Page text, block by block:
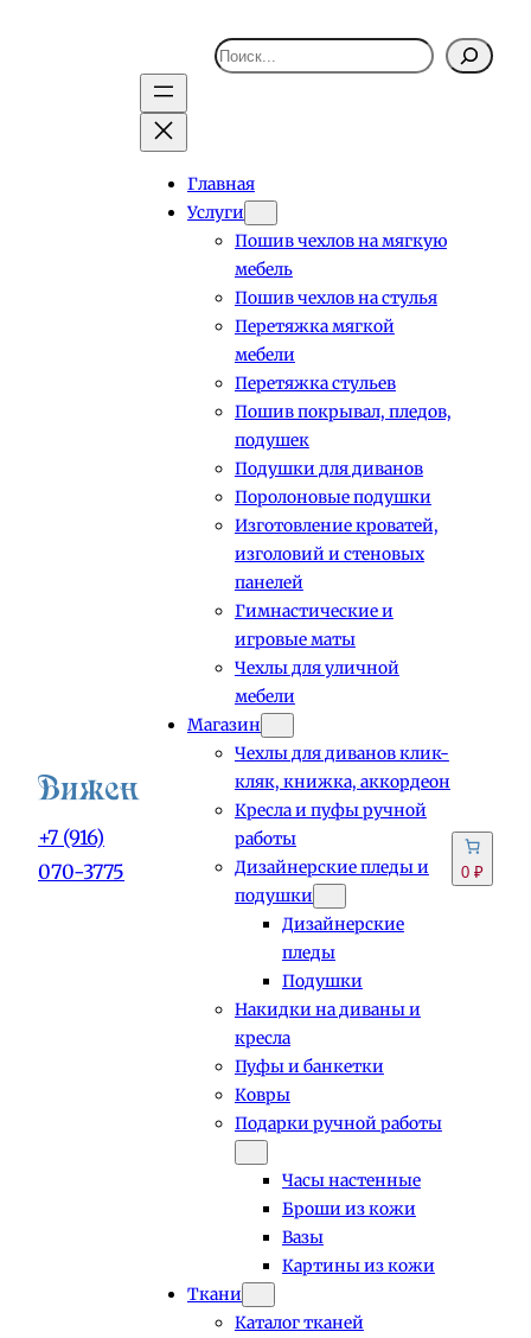
+7 (916)
070-3775
Поиск
Главная
Услуги
Пошив чехлов на мягкую
мебель
Пошив чехлов на стулья
Перетяжка мягкой
мебели
Перетяжка стульев
Пошив покрывал, пледов,
подушек
Подушки для диванов
Поролоновые подушки
Изготовление кроватей,
изголовий и стеновых
панелей
Гимнастические и
игровые маты
Чехлы для уличной
мебели
Магазин
Чехлы для диванов клик-
кляк, книжка, аккордеон
Кресла и пуфы ручной
работы
Дизайнерские пледы и
подушки
Дизайнерские
пледы
Подушки
Накидки на диваны и
кресла
Пуфы и банкетки
Ковры
Подарки ручной работы
Часы настенные
Броши из кожи
Вазы
Картины из кожи
Ткани
Каталог тканей
0 ₽